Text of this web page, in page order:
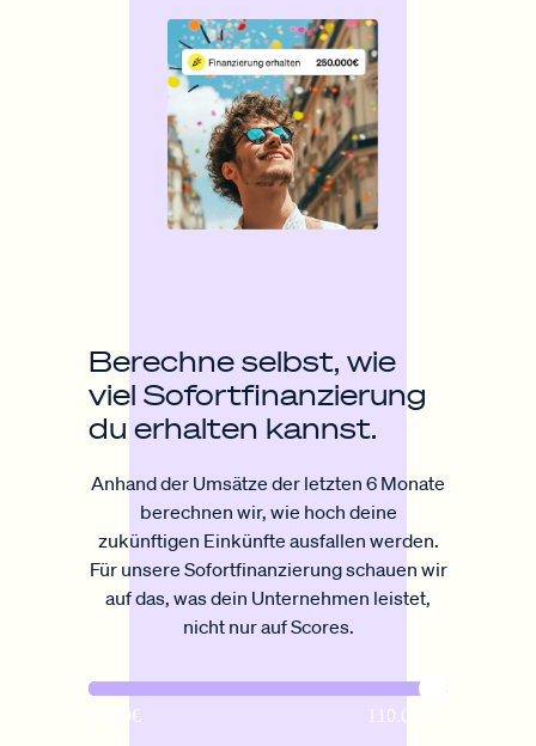
Berechne selbst, wie
viel Sofort­finanzierung
du erhalten kannst.
Anhand der Umsätze der letzten 6 Monate
berechnen wir, wie hoch deine
zukünftigen Einkünfte ausfallen werden.
Für unsere Sofortfinanzierung schauen wir
auf das, was dein Unternehmen leistet,
nicht nur auf Scores.